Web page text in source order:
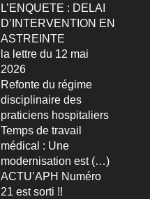
L’ENQUETE : DELAI
D’INTERVENTION EN
ASTREINTE
la lettre du 12 mai
2026
Refonte du régime
disciplinaire des
praticiens hospitaliers
Temps de travail
médical : Une
modernisation est (…)
ACTU’APH Numéro
21 est sorti !!